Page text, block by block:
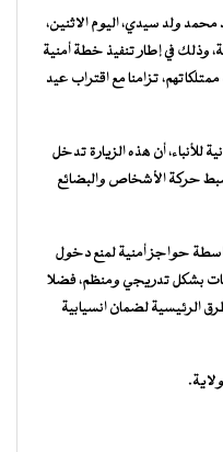
ولد سيدي، اليوم الاثنين،
وذلك في إطار تنفيذ خطة أمنية
تزامنا مع اقتراب عيد
للأنباء، أن هذه الزيارة تدخل
حركة الأشخاص والبضائع
حواجز أمنية لمنع دخول
بشكل تدريجي ومنظم، فضلا
الرئيسية لضمان انسيابية